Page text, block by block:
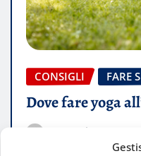
CONSIGLI FARE
Dove fare yoga
Samuele